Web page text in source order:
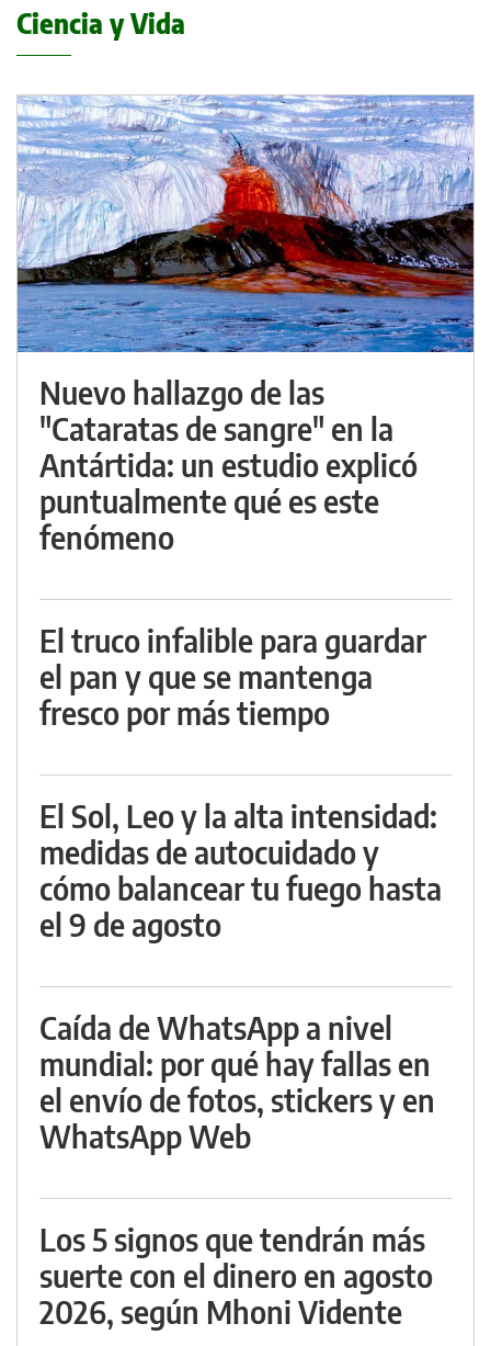
Ciencia y Vida
Nuevo hallazgo de las
"Cataratas de sangre" en la
Antártida: un estudio explicó
puntualmente qué es este
fenómeno
El truco infalible para guardar
el pan y que se mantenga
fresco por más tiempo
El Sol, Leo y la alta intensidad:
medidas de autocuidado y
cómo balancear tu fuego hasta
el 9 de agosto
Caída de WhatsApp a nivel
mundial: por qué hay fallas en
el envío de fotos, stickers y en
WhatsApp Web
Los 5 signos que tendrán más
suerte con el dinero en agosto
2026, según Mhoni Vidente